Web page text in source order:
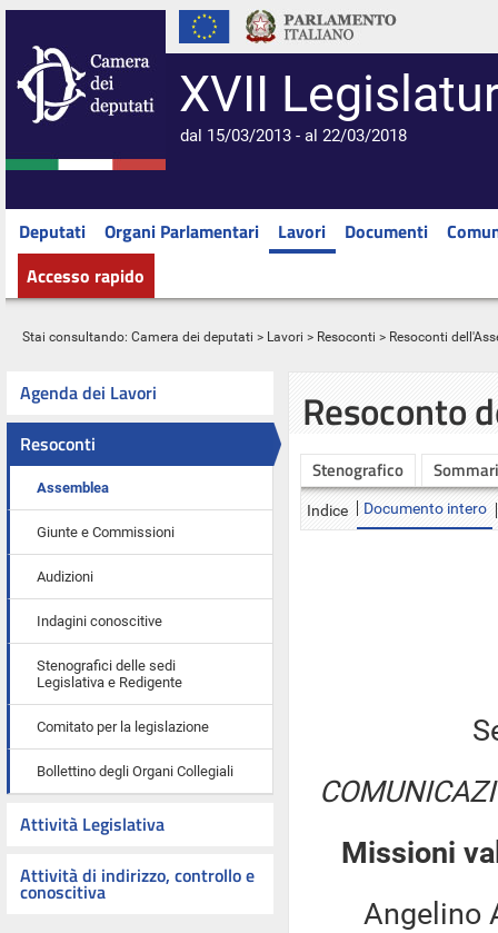
XVII
dal 15/03/2013 - al 22/03/2018
Deputati Organi Parlamentari Lavori Documenti
Accesso rapido
Stai consultando: Camera dei deputati > Lavori > Resoconti > Resoconti
Agenda dei Lavori
Resoconti
Assemblea
Giunte e Commissioni
Audizioni
Indagini conoscitive
Stenografici delle sedi
Legislativa e Redigente
Comitato per la legislazione
Bollettino degli Organi Collegiali
Attività Legislativa
Attività di indirizzo, controllo e
conoscitiva
Resoconto
Stenografico
Indice Documento intero
Missioni
Angelino